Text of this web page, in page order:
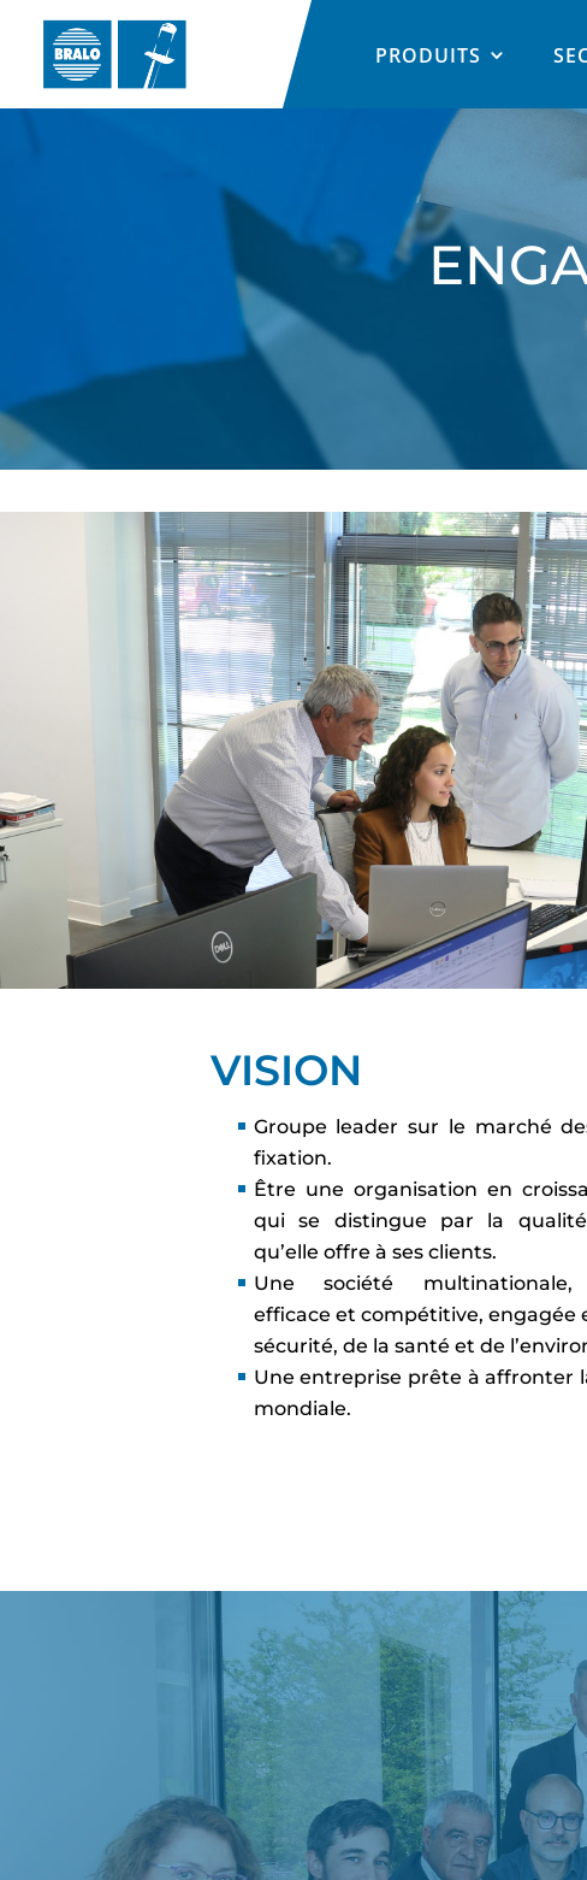
PRODUITS
VISION
Groupe leader sur le marché
fixation.
Être une organisation en
qui se distingue par la
qu’elle offre à ses clients.
Une société multinationale,
efficace et compétitive, engagée
sécurité, de la santé et de
Une entreprise prête à affronter
mondiale.